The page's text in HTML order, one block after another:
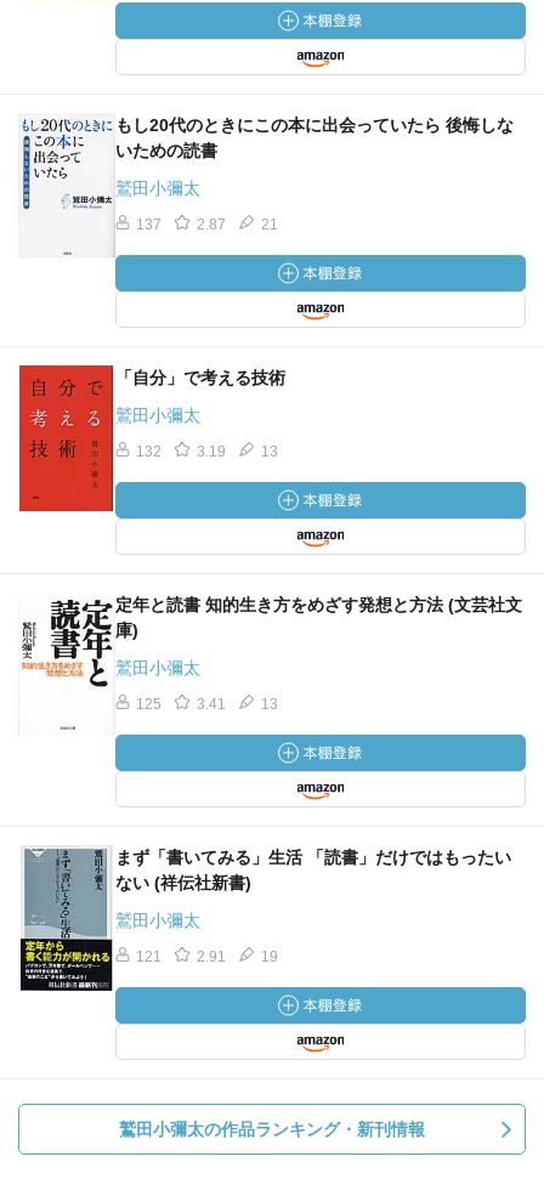
もし20代のときにこの本に出会っていたら 後悔しな
いための読書
鷲田小彌太
137 2.87 21
「自分」で考える技術
鷲田小彌太
132 3.19 13
定年と読書 知的生き方をめざす発想と方法 (文芸社文
庫)
鷲田小彌太
125 3.41 13
まず「書いてみる」生活 「読書」だけではもったい
ない (祥伝社新書)
鷲田小彌太
121 2.91 19
鷲田小彌太の作品ランキング・新刊情報